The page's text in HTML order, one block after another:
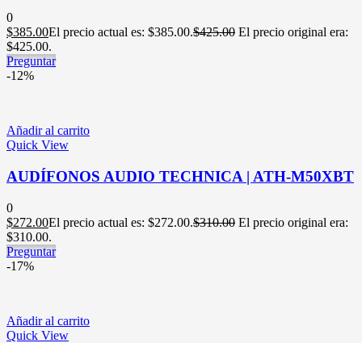
0
$385.00El precio actual es: $385.00.$425.00 El precio original era:
$425.00.
Preguntar
-12%
Añadir al carrito
Quick View
AUDÍFONOS AUDIO TECHNICA | ATH-M50XBT
0
$272.00El precio actual es: $272.00.$310.00 El precio original era:
$310.00.
Preguntar
-17%
Añadir al carrito
Quick View